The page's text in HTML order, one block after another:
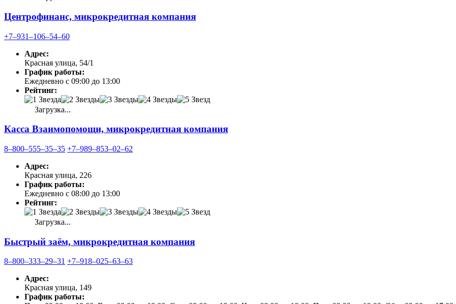
Центрофинанс, микрокредитная компания
+7‒931‒106‒54‒60
Адрес:
Красная улица, 54/1
График работы:
Ежедневно с 09:00 до 13:00
Рейтинг:
Загрузка...
Касса Взаимопомощи, микрокредитная компания
8‒800‒555‒35‒35 +7‒989‒853‒02‒62
Адрес:
Красная улица, 226
График работы:
Ежедневно с 08:00 до 13:00
Рейтинг:
Загрузка...
Быстрый заём, микрокредитная компания
8‒800‒333‒29‒31 +7‒918‒025‒63‒63
Адрес:
Красная улица, 149
График работы: